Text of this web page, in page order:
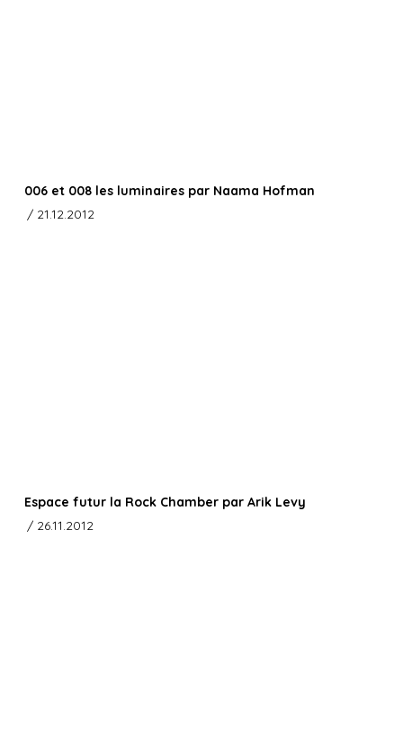
006 et 008 les luminaires par Naama Hofman
/ 21.12.2012
Espace futur la Rock Chamber par Arik Levy
/ 26.11.2012